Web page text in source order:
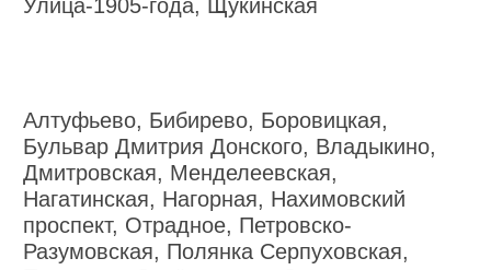
Улица-1905-года, Щукинская
Алтуфьево, Бибирево, Боровицкая,
Бульвар Дмитрия Донского, Владыкино,
Дмитровская, Менделеевская,
Нагатинская, Нагорная, Нахимовский
проспект, Отрадное, Петровско-
Разумовская, Полянка Серпуховская,